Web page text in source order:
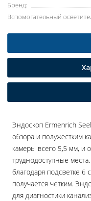
Бренд:
Вспомогательный
Эндоскоп Ermenrich
обзора и полужестким
камеры всего 5,5 мм, и
труднодоступные
благодаря подсветке 6
получается четким.
для диагностики